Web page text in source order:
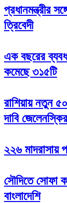
প্রধানমন্ত্রীর
ত্রিবেদী
এক বছরের
কমেছে ৩১৫টি
রাশিয়ায় নতুন
দাবি জেলেনস্কির
২২৬ মাদরাসায়
সৌদিতে সোফা
বাংলাদেশি